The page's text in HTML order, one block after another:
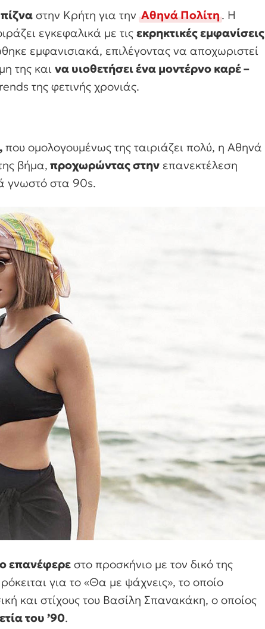
στην Κρήτη για τηνΑθηνά Πολίτη. Η
εγκεφαλικά με τις εκρηκτικές εμφανίσεις
εμφανισιακά, επιλέγοντας να αποχωριστεί
της και να υιοθετήσει ένα μοντέρνο καρέ –
της φετινής χρονιάς.
που ομολογουμένως της ταιριάζει πολύ, η Αθηνά
βήμα, προχωρώντας στην επανεκτέλεση
γνωστό στα 90s.
επανέφερε στο προσκήνιο με τον δικό της
για το «Θα με ψάχνεις», το οποίο
και στίχους του Βασίλη Σπανακάκη, ο οποίος
του ’90.